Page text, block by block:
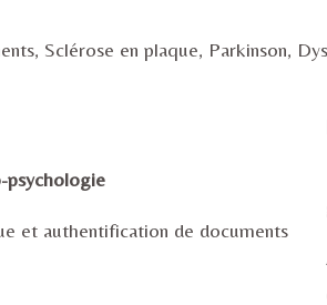
Sclérose en plaque, Parkinson,
psychologie
et authentification de documents